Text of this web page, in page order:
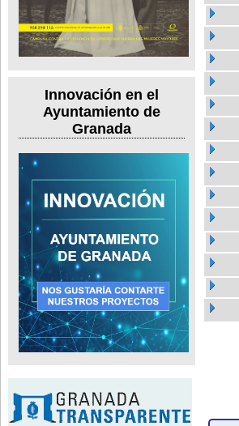
Innovación en el
Ayuntamiento de
Granada